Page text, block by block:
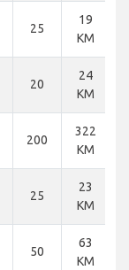
25
19
KM
20
24
KM
200
322
KM
25
23
KM
50
63
KM